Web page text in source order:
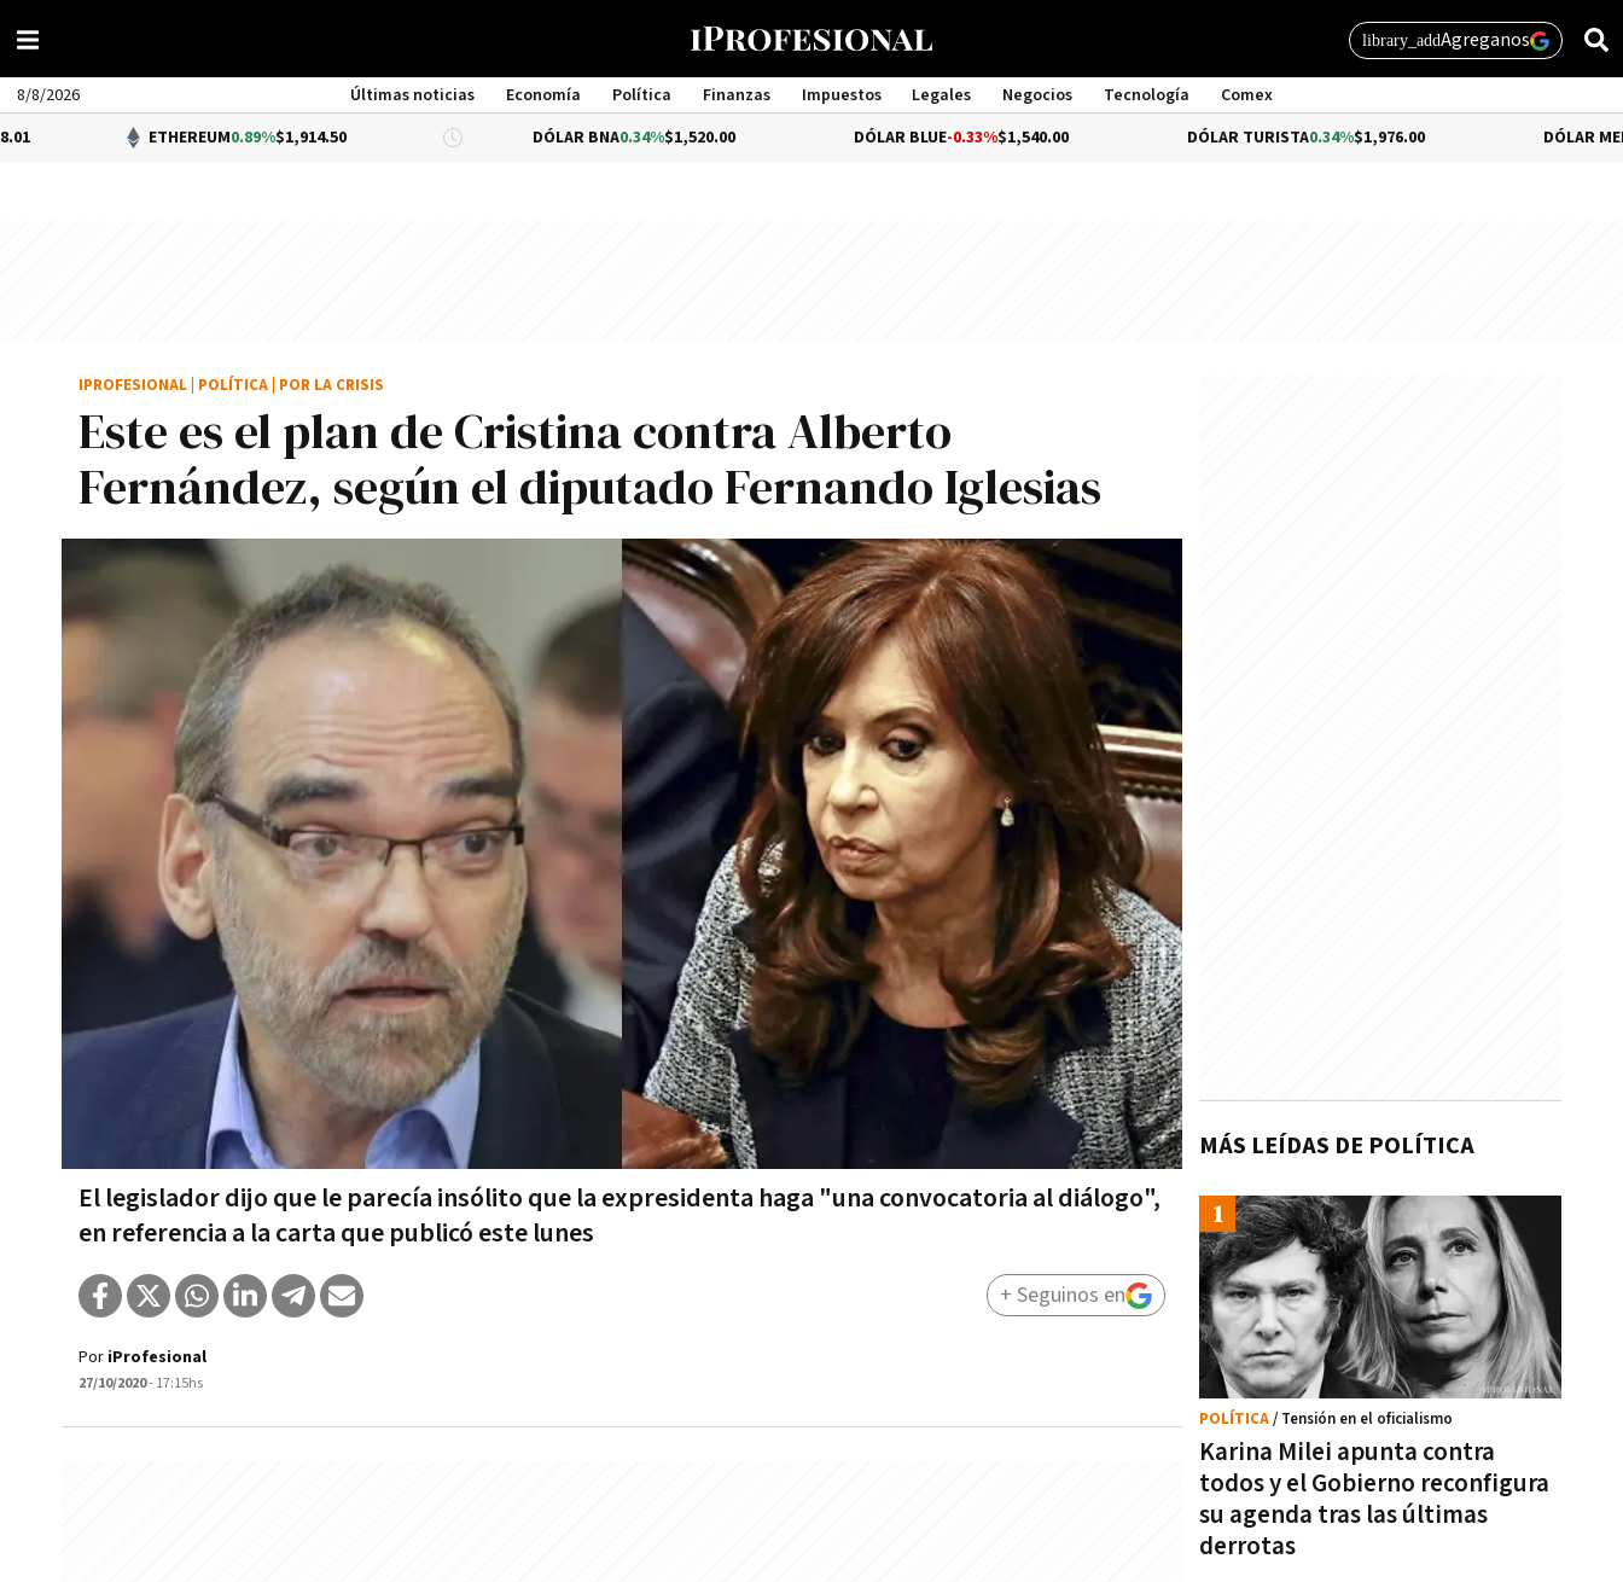
library_addAgreganos
8/8/2026 Últimas noticias Economía Política Finanzas Impuestos Legales Negocios Tecnología
Comex
Management
0.89%$1,914.50 DÓLAR BNA 0.34%$1,520.00 -0.33%$1,540.00 DÓLAR TURISTA0.34%$1,976.00 -0.54%
Este es el plan de Cristina contra Alberto
Fernández, según el diputado Fernando Iglesias
El legislador dijo que le parecía insólito que la expresidenta haga "una convocatoria al diálogo",
en referencia a la carta que publicó este lunes
IPROFESIONAL POLÍTICA POR LA CRISIS
Por iProfesional
27/10/2020- 17:15hs
+ Seguinos en
MÁS LEÍDAS DE POLÍTICA
Karina Milei apunta contra
todos y el Gobierno reconfigura
su agenda tras las últimas
derrotas
POLÍTICA/ Tensión en el oficialismo